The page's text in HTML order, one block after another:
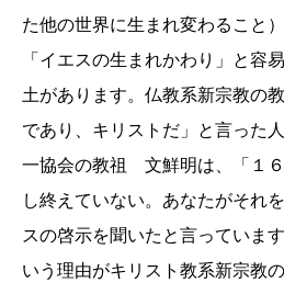
た他の世界に生まれ変わること
「イエスの生まれかわり」と容
土があります。仏教系新宗教の
であり、キリストだ」と言った
一協会の教祖 文鮮明は、「１
し終えていない。あなたがそれ
スの啓示を聞いたと言っていま
いう理由がキリスト教系新宗教